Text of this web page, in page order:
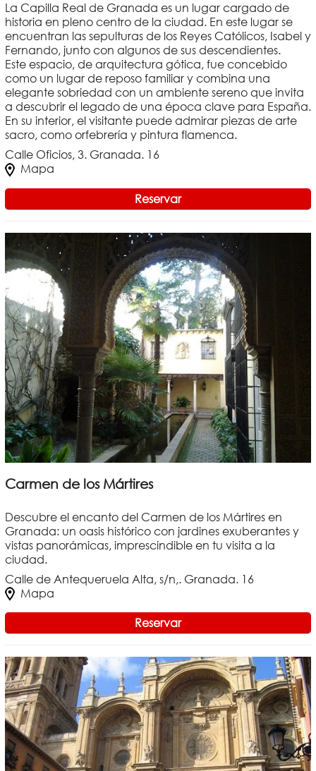
La Capilla Real de Granada es un lugar cargado de
historia en pleno centro de la ciudad. En este lugar se
encuentran las sepulturas de los Reyes Católicos, Isabel y
Fernando, junto con algunos de sus descendientes.
Este espacio, de arquitectura gótica, fue concebido
como un lugar de reposo familiar y combina una
elegante sobriedad con un ambiente sereno que invita
a descubrir el legado de una época clave para España.
En su interior, el visitante puede admirar piezas de arte
sacro, como orfebrería y pintura flamenca.
Calle Oficios, 3. Granada. 16
Mapa
Reservar
Carmen de los Mártires
Descubre el encanto del Carmen de los Mártires en
Granada: un oasis histórico con jardines exuberantes y
vistas panorámicas, imprescindible en tu visita a la
ciudad.
Calle de Antequeruela Alta, s/n,. Granada. 16
Mapa
Reservar